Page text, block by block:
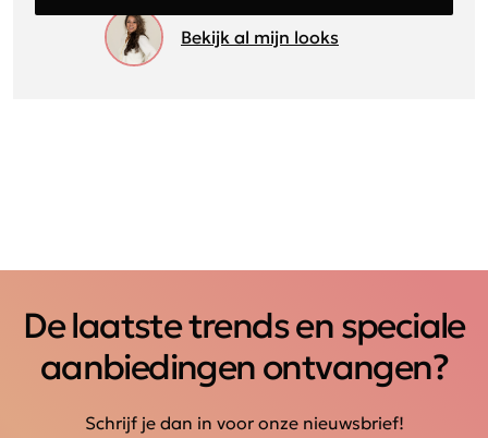
Bekijk al mijn looks
De laatste trends en speciale
aanbiedingen ontvangen?
Schrijf je dan in voor onze nieuwsbrief!